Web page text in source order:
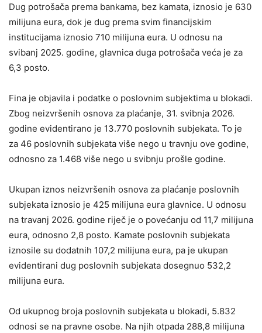
Dug potrošača prema bankama, bez kamata, iznosio je 630
milijuna eura, dok je dug prema svim financijskim
institucijama iznosio 710 milijuna eura. U odnosu na
svibanj 2025. godine, glavnica duga potrošača veća je za
6,3 posto.
Fina je objavila i podatke o poslovnim subjektima u blokadi.
Zbog neizvršenih osnova za plaćanje, 31. svibnja 2026.
godine evidentirano je 13.770 poslovnih subjekata. To je
za 46 poslovnih subjekata više nego u travnju ove godine,
odnosno za 1.468 više nego u svibnju prošle godine.
Ukupan iznos neizvršenih osnova za plaćanje poslovnih
subjekata iznosio je 425 milijuna eura glavnice. U odnosu
na travanj 2026. godine riječ je o povećanju od 11,7 milijuna
eura, odnosno 2,8 posto. Kamate poslovnih subjekata
iznosile su dodatnih 107,2 milijuna eura, pa je ukupan
evidentirani dug poslovnih subjekata dosegnuo 532,2
milijuna eura.
Od ukupnog broja poslovnih subjekata u blokadi, 5.832
odnosi se na pravne osobe. Na njih otpada 288,8 milijuna